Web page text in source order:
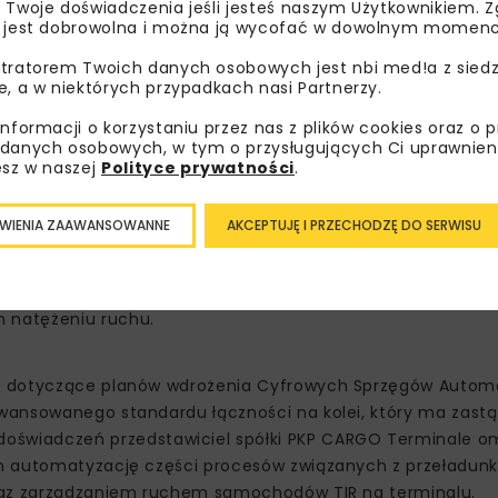
stacji tankowania pojazdów kolejowych z
stacji i standardów bezpieczeństwa,
w sieci PGE Energetyka Kolejowa, które posłużą
pochodzącej z OZE na potrzeby trakcyjne i
(ang. Data Lake) z systemów dworcowych i innych
wsparcia pasażera na etapie planowania i realizacji
Kaliska, który jest istotny w działalności m.in. Łódzkiej
kolei lokalnych, tj. opracowaniem założeń dla
służących do planowania i opracowywania koncepcji
natężeniu ruchu.
planów wdrożenia Cyfrowych Sprzęgów
standardu łączności na kolei, który ma
przedstawiciel spółki PKP CARGO Terminale
części procesów związanych z
zarządzaniem ruchem samochodów TIR na terminalu.
doświadczenia jeśli jesteś naszym Użytkownikiem.
dobrowolna i można ją wycofać w dowolnym
Twoich danych osobowych jest nbi med!a z
a w niektórych przypadkach nasi Partnerzy.
o korzystaniu przez nas z plików cookies oraz o
osobowych, w tym o przysługujących Ci
w naszej Polityce prywatności.
AKCEPTUJĘ I PRZECHODZĘ DO SERWISU
ZAAWANSOWANNE